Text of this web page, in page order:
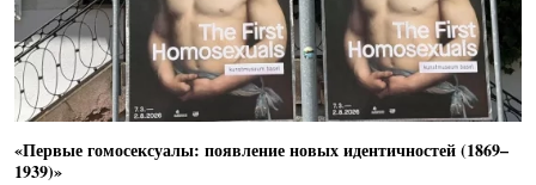
«Первые гомосексуалы: появление новых идентичностей (1869–
1939)»